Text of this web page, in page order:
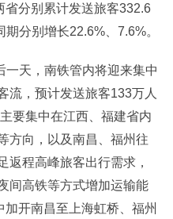
分别累计发送旅客332.6
分别增长22.6%、7.6%。
一天，南铁管内将迎来集中
流，预计发送旅客133万人
要集中在江西、福建省内
方向，以及南昌、福州往
返程高峰旅客出行需求，
间高铁等方式增加运输能
开南昌至上海虹桥、福州